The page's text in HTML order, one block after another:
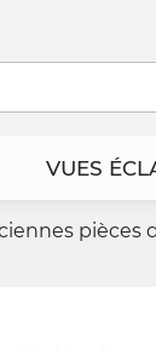
VUES
pièces